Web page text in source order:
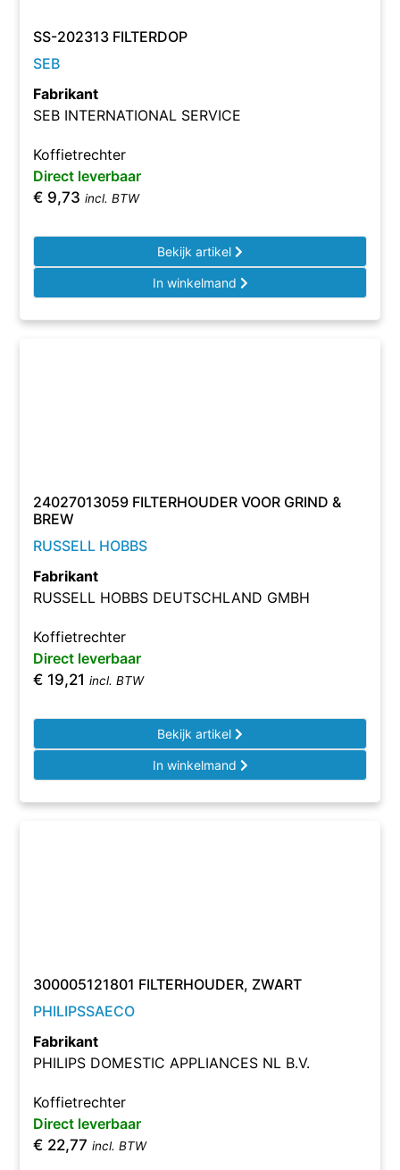
SS-202313 FILTERDOP
SEB
Fabrikant
SEB INTERNATIONAL SERVICE
Koffietrechter
Direct leverbaar
€ 9,73 incl. BTW
Bekijk artikel
In winkelmand
24027013059 FILTERHOUDER VOOR GRIND &
BREW
RUSSELL HOBBS
Fabrikant
RUSSELL HOBBS DEUTSCHLAND GMBH
Koffietrechter
Direct leverbaar
€ 19,21 incl. BTW
Bekijk artikel
In winkelmand
300005121801 FILTERHOUDER, ZWART
PHILIPSSAECO
Fabrikant
PHILIPS DOMESTIC APPLIANCES NL B.V.
Koffietrechter
Direct leverbaar
€ 22,77 incl. BTW